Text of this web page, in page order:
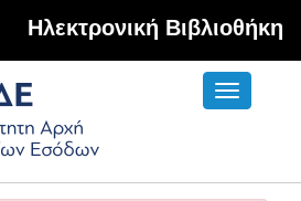
Hλεκτρονική Βιβλιοθήκη
Toggle